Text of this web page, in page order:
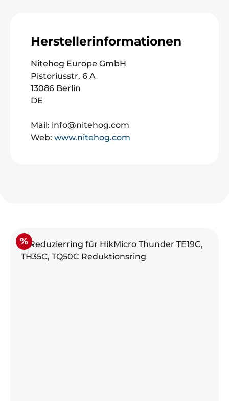
Herstellerinformationen
Nitehog Europe GmbH
Pistoriusstr. 6 A
13086 Berlin
DE
Mail: info@nitehog.com
Web: www.nitehog.com
Produktgalerie überspringen
Rabatt
%